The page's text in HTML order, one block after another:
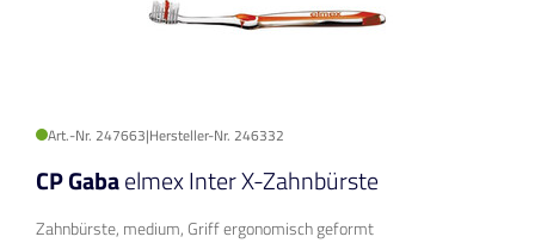
Art.-Nr. 247663|Hersteller-Nr. 246332
CP Gabaelmex Inter X-Zahnbürste
Zahnbürste, medium, Griff ergonomisch geformt